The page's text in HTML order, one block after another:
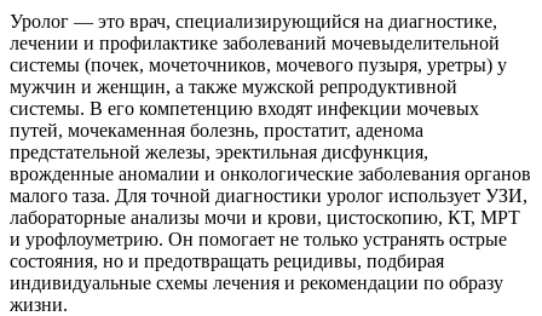
Уролог — это врач, специализирующийся на диагностике,
лечении и профилактике заболеваний мочевыделительной
системы (почек, мочеточников, мочевого пузыря, уретры) у
мужчин и женщин, а также мужской репродуктивной
системы. В его компетенцию входят инфекции мочевых
путей, мочекаменная болезнь, простатит, аденома
предстательной железы, эректильная дисфункция,
врожденные аномалии и онкологические заболевания органов
малого таза. Для точной диагностики уролог использует УЗИ,
лабораторные анализы мочи и крови, цистоскопию, КТ, МРТ
и урофлоуметрию. Он помогает не только устранять острые
состояния, но и предотвращать рецидивы, подбирая
индивидуальные схемы лечения и рекомендации по образу
жизни.